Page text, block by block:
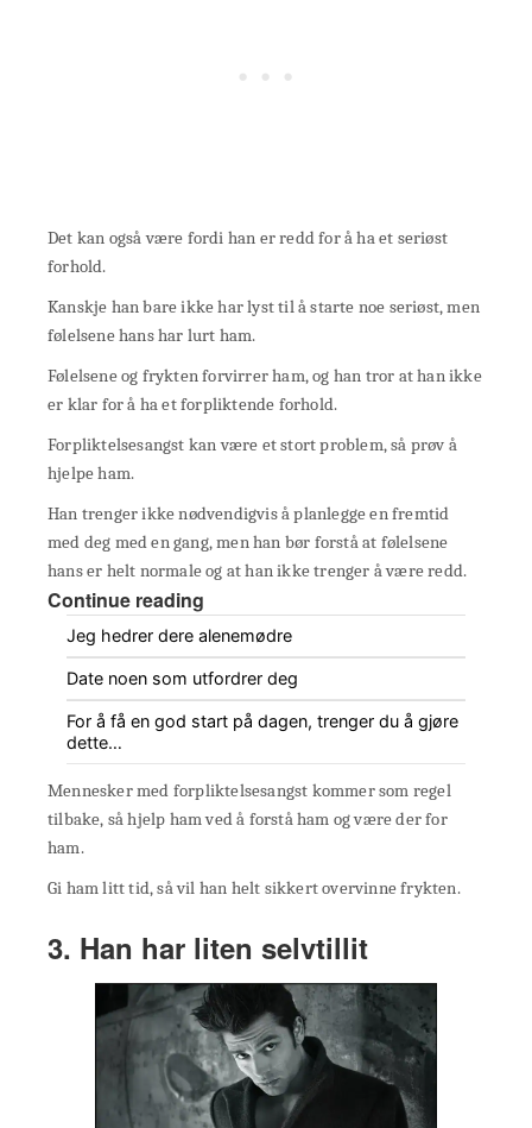
Det kan også være fordi han er redd for å ha et seriøst
forhold.
Kanskje han bare ikke har lyst til å starte noe seriøst, men
følelsene hans har lurt ham.
Følelsene og frykten forvirrer ham, og han tror at han ikke
er klar for å ha et forpliktende forhold.
Forpliktelsesangst kan være et stort problem, så prøv å
hjelpe ham.
Han trenger ikke nødvendigvis å planlegge en fremtid
med deg med en gang, men han bør forstå at følelsene
hans er helt normale og at han ikke trenger å være redd.
Continue reading
Jeg hedrer dere alenemødre
Date noen som utfordrer deg
For å få en god start på dagen, trenger du å gjøre
dette…
Mennesker med forpliktelsesangst kommer som regel
tilbake, så hjelp ham ved å forstå ham og være der for
ham.
Gi ham litt tid, så vil han helt sikkert overvinne frykten.
3. Han har liten selvtillit